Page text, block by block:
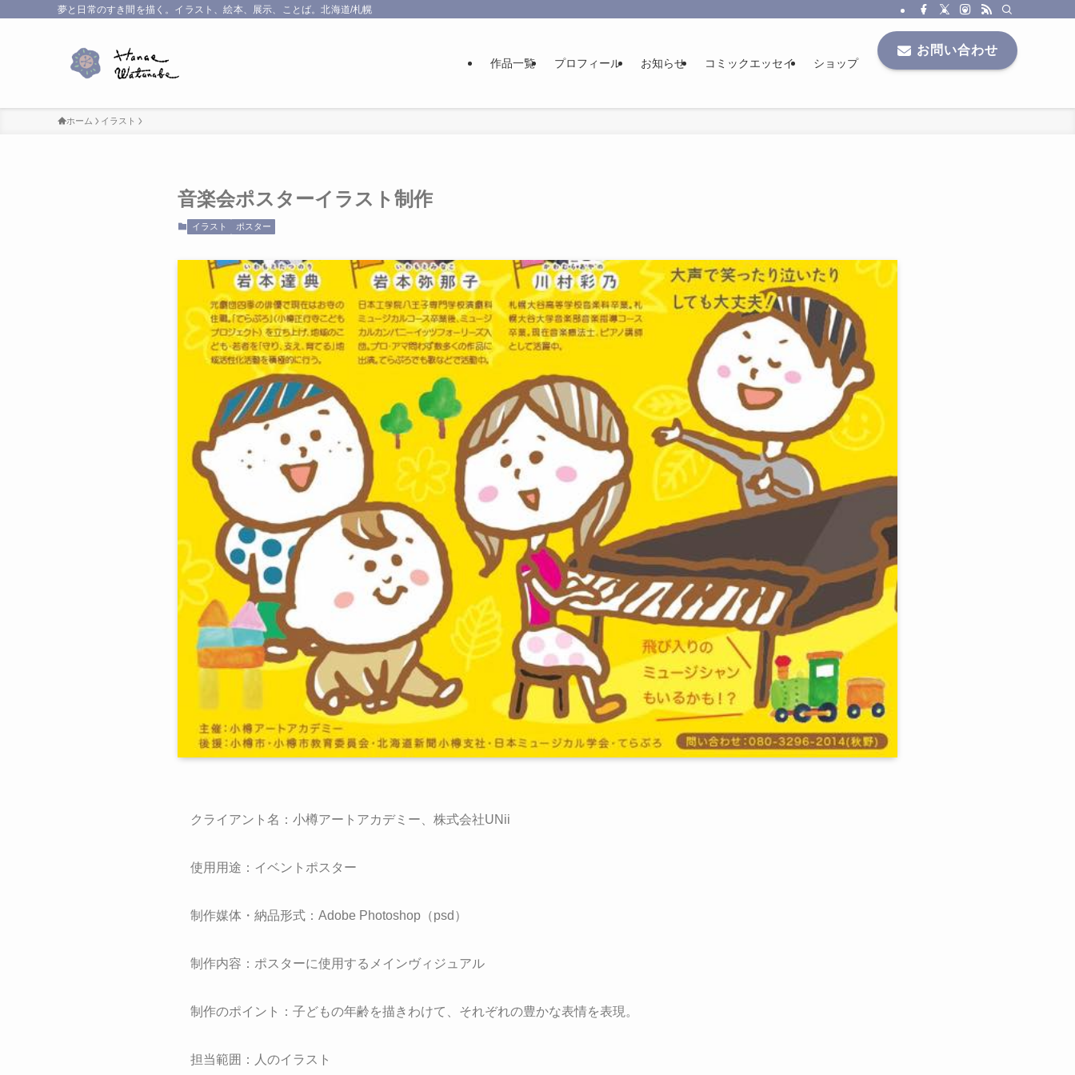
夢と日常のすき間を描く。イラスト、絵本、展示、ことば。北海道/札幌
作品一覧 プロフィール お知らせ コミックエッセイ ショップ
お問い合わせ
ホーム イラスト
音楽会ポスターイラスト制作
イラスト ポスター
クライアント名：小樽アートアカデミー、株式会社UNii
使用用途：イベントポスター
制作媒体・納品形式：Adobe Photoshop（psd）
制作内容：ポスターに使用するメインヴィジュアル
制作のポイント：子どもの年齢を描きわけて、それぞれの豊かな表情を表現。
担当範囲：人のイラスト